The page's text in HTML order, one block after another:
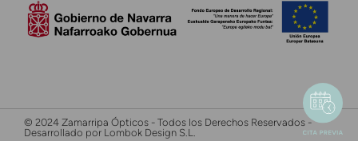
© 2024 Zamarripa Ópticos - Todos los Derechos Reservados -
Desarrollado por Lombok Design S.L.